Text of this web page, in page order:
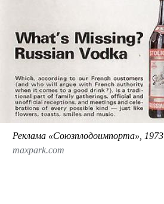
Реклама «Союзплодоимпорта», 1973
maxpark.com